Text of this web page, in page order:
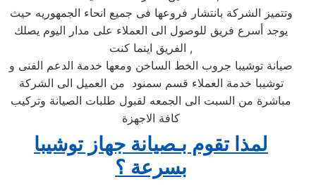
وتتميز الشركة بانتشار فروعها فى جميع انحاء الجمهوريه حيث
يوجد أسرع فريق للوصول الى العملاء على مدار اليوم يصلك
الفريق اينما كنت ,
صيانة توشيبا جروب الخط الساخن ومعها خدمة الدعم الفنى و
توشيبا خدمة العملاء قسم سمنود من العميل الى الشركة
مباشرة من السبت الى الجمعه لقبول طلبات الصيانة وتركيب
كافة الاجهزة
لمذا تقوم بـصيانة جهاز توشيبا
بسرعة ؟